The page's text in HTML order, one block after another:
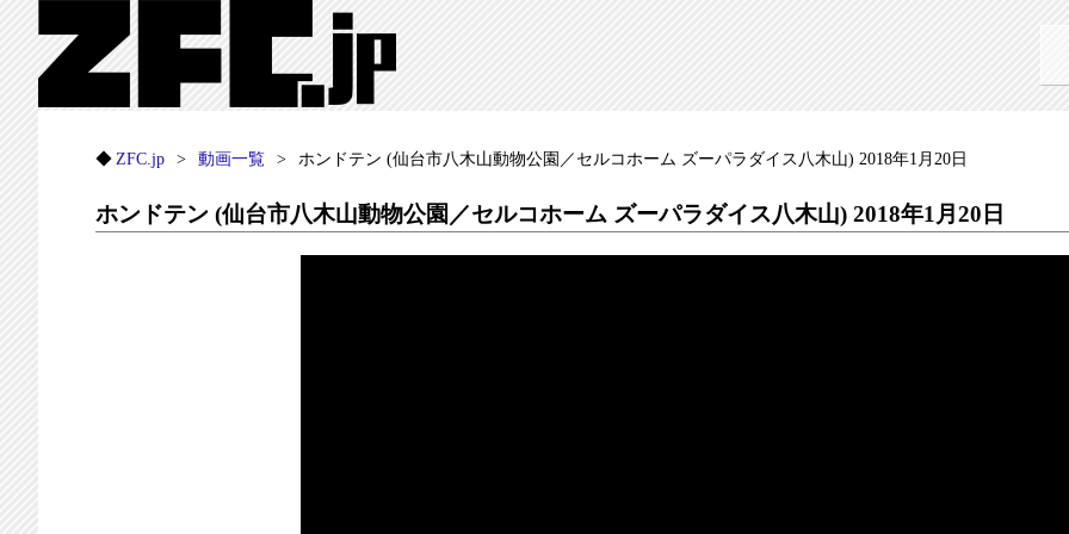
ZFC.jp 動画一覧 ホンドテン (仙台市八木山動物公園／セルコホーム ズーパラダイス八木山) 2018年1月20日
ホンドテン (仙台市八木山動物公園／セルコホーム ズーパラダイス八木山) 2018年1月20日